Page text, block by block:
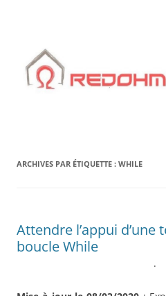
ARCHIVES PAR ÉTIQUETTE : WHILE
Attendre l’appui d’une
boucle While
.